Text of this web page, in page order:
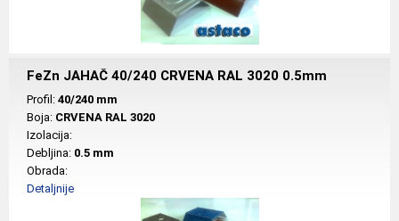
FeZn JAHAČ 40/240 CRVENA RAL 3020 0.5mm
Profil: 40/240 mm
Boja: CRVENA RAL 3020
Izolacija:
Debljina: 0.5 mm
Obrada:
Detaljnije